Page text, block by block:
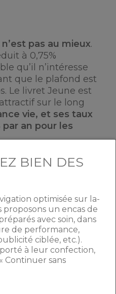
pas au mieux.
à 0,75%
qu’il n’intéresse
que le plafond est
Le livret Jeune est
sur le long
vie, et ses taux
an pour les
assurances vie
selon les
entre 1,6 et
et
par un
société civile de
(SCPI).En effet, les
dans la
même
BIEN DES
optimisée sur la-
proposons un encas de
avec soin, dans
de performance,
ciblée, etc.).
à leur confection,
Continuer sans